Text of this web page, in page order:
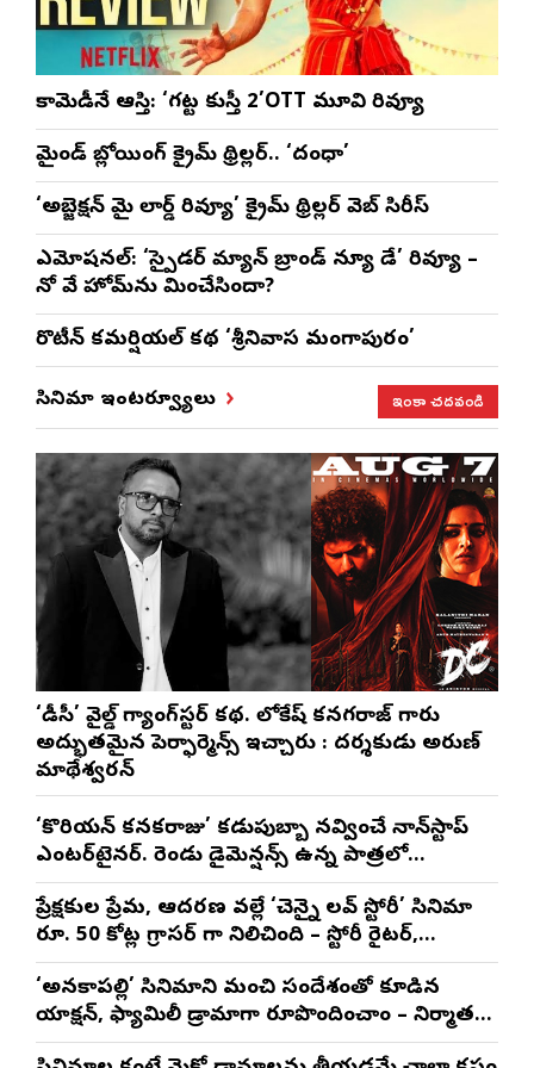
కామెడీనే ఆస్తి: ‘గట్ట కుస్తీ 2’OTT మూవి రివ్యూ
మైండ్ బ్లోయింగ్ క్రైమ్ థ్రిల్లర్.. ‘దంధా’
‘అబ్జెక్ష‌న్ మై లార్డ్ రివ్యూ’ క్రైమ్ థ్రిల్ల‌ర్ వెబ్ సిరీస్
ఎమోష‌న‌ల్‌: ‘స్పైడర్ మ్యాన్ బ్రాండ్ న్యూ డే’ రివ్యూ –
నో వే హోమ్‌ను మించేసిందా?
రొటీన్‌ కమర్షియల్‌ కథ ‘శ్రీనివాస మంగాపురం’
సినిమా ఇంటర్వ్యూలు ఇంకా చదవండి
‘డీసీ’ వైల్డ్ గ్యాంగ్‌స్టర్ కథ. లోకేష్ కనగరాజ్ గారు
అద్భుతమైన పెర్ఫార్మెన్స్ ఇచ్చారు : దర్శకుడు అరుణ్
మాథేశ్వరన్
‘కొరియన్ కనకరాజు’ కడుపుబ్బా నవ్వించే నాన్‌స్టాప్
ఎంటర్‌టైనర్. రెండు డైమెన్షన్స్ ఉన్న పాత్రలో
నటించడం చాలా సంతృప్తినిచ్చింది : వరుణ్ తేజ్
ప్రేక్షకుల ప్రేమ, ఆదరణ వల్లే ‘చెన్నై లవ్ స్టోరీ’ సినిమా
రూ. 50 కోట్ల గ్రాసర్ గా నిలిచింది – స్టోరీ రైటర్,
ప్రొడ్యూసర్ సాయి రాజేష్
‘అనకాపల్లి’ సినిమాని మంచి సందేశంతో కూడిన
యాక్షన్, ఫ్యామిలీ డ్రామాగా రూపొందించాం – నిర్మాతలు
త్రినాథరావు నక్కిన, కాండ్రేగుల నాయుడు